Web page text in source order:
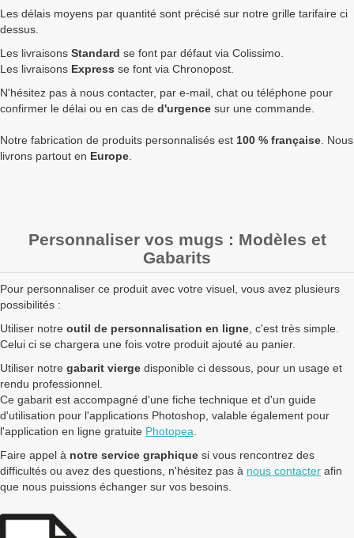
504
720 5,28 €
1008 4,20 € 5,04 € 5 080,32 €
+ de 1008 Mug blanc brillant à fabriquer ?
TVA intra-communautaire
paient le prix HT.
Les clients en dehors de l’Union européenne paient le prix HT.
Les délais moyens par quantité sont précisé sur notre grille tarifaire ci
dessus.
Les livraisons Standard se font par défaut via Colissimo.
Les livraisons Express se font via Chronopost.
N'hésitez pas à nous contacter, par e-mail, chat ou téléphone pour
confirmer le délai ou en cas de d'urgence sur une commande.
Notre fabrication de produits personnalisés est 100 % française. Nous
livrons partout en Europe.
Personnaliser vos mugs : Modèles et
Gabarits
Pour personnaliser ce produit avec votre visuel, vous avez plusieurs
possibilités :
Utiliser notre outil de personnalisation en ligne , c'est très simple.
Celui ci se chargera une fois votre produit ajouté au panier.
Utiliser notre gabarit vierge disponible ci dessous, pour un usage et
rendu professionnel.
Ce gabarit est accompagné d'une fiche technique et d'un guide
d'utilisation pour l'applications Photoshop, valable également pour
l'application en ligne gratuite Photopea
Faire appel à notre service graphique si vous rencontrez des
difficultés ou avez des questions, n'hésitez pas à nous contacter afin
que nous puissions échanger sur vos besoins.